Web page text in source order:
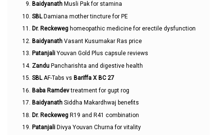
Baidyanath Musli Pak for stamina
SBLDamiana mother tincture for PE
Dr. Reckeweg homeopathic medicine for erectile dysfunction
Baidyanath Vasant Kusumakar Ras price
Patanjali Youvan Gold Plus capsule reviews
Zandu Pancharishta and digestive health
SBLAF-Tabs vs Bariffa X BC 27
Baba Ramdevtreatment for gupt rog
Baidyanath Siddha Makardhwaj benefits
Dr. Reckeweg R19 and R41 combination
Patanjali Divya Youvan Churna for vitality